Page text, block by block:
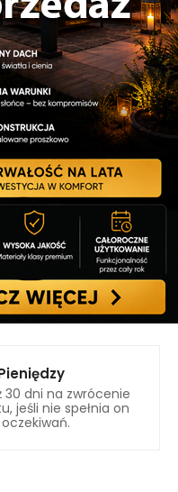
30 dni na zwrócenie
jeśli nie spełnia on